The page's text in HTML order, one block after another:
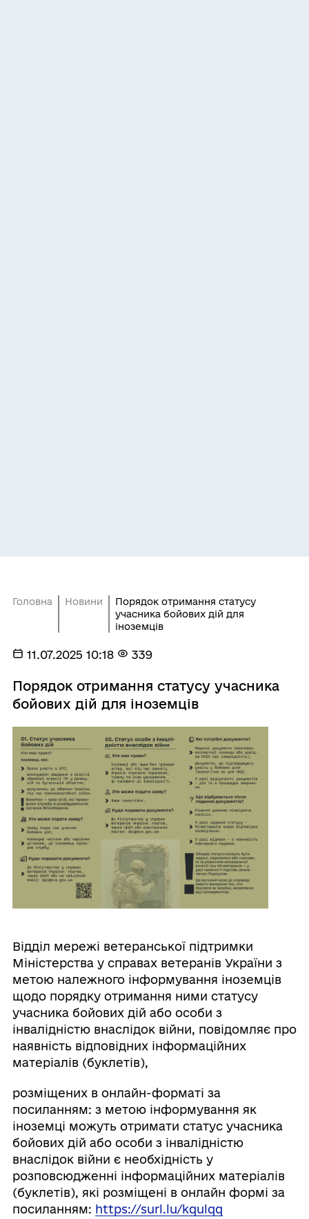
Головна Новини
Порядок отримання статусу
учасника бойових дій для
іноземців
11.07.2025 10:18 339
Порядок отримання статусу учасника
бойових дій для іноземців
Відділ мережі ветеранської підтримки
Міністерства у справах ветеранів України з
метою належного інформування іноземців
щодо порядку отримання ними статусу
учасника бойових дій або особи з
інвалідністю внаслідок війни, повідомляє про
наявність відповідних інформаційних
матеріалів (буклетів),
розміщених в онлайн-форматі за
посиланням: з метою інформування як
іноземці можуть отримати статус учасника
бойових дій або особи з інвалідністю
внаслідок війни є необхідність у
розповсюдженні інформаційних матеріалів
(буклетів), які розміщені в онлайн формі за
посиланням: https://surl.lu/kqulqq